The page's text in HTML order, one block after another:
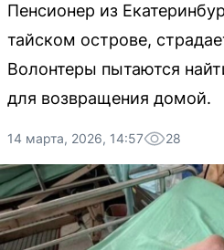
Пенсионер из
тайском острове,
Волонтеры пытаются
для возвращения домой.
14 марта, 2026, 14:57 28